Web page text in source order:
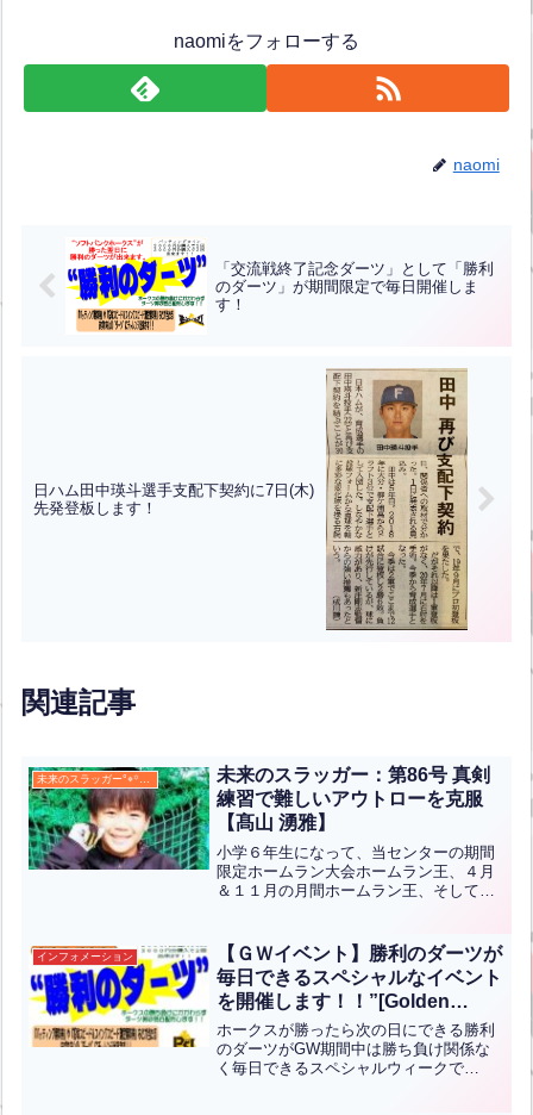
naomiをフォローする
naomi
「交流戦終了記念ダーツ」として「勝利
のダーツ」が期間限定で毎日開催しま
す！
日ハム田中瑛斗選手支配下契約に7日(木)
先発登板します！
関連記事
未来のスラッガー：第86号 真剣
練習で難しいアウトローを克服
【髙山 湧雅】
小学６年生になって、当センターの期間
限定ホームラン大会ホームラン王、４月
＆１１月の月間ホームラン王、そして、
小学生で、三冠のホームラン王に輝くの
は、稀少ではありますが、日...全文はク
リック
インフォメーション
【ＧＷイベント】勝利のダーツが
毎日できるスペシャルなイベント
を開催します！！”[Golden
Week Event] A special event
where you can play Victory
Darts every day!！”【ENG CHT
ホークスが勝ったら次の日にできる勝利
のダーツがGW期間中は勝ち負け関係な
く毎日できるスペシャルウィークで